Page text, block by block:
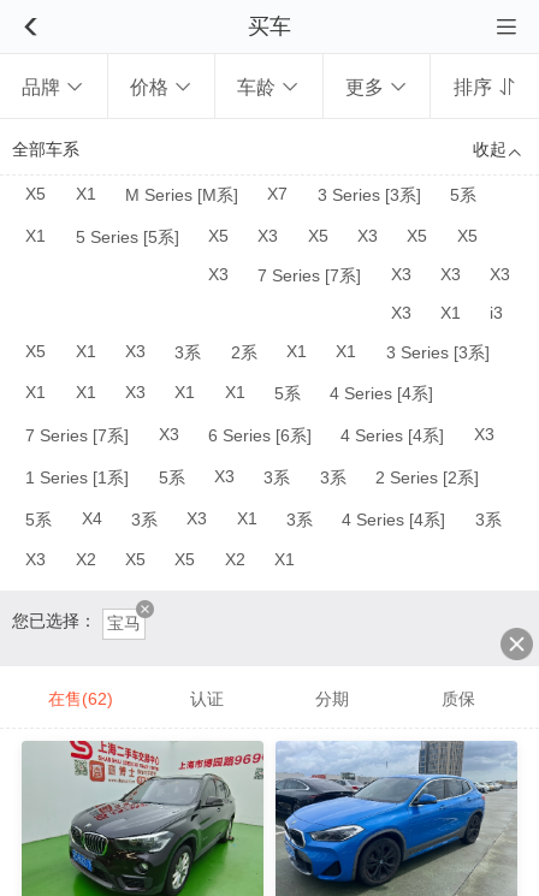
 买车 
品牌  价格  车龄  更多  排序 
全部车系 收起 
X5 X1 M Series [M系] X7 3 Series [3系] 5系
X1 5 Series [5系] X5 X3 X5 X3 X5 X5
X3 7 Series [7系] X3 X3 X3
X3 X1 i3
X5 X1 X3 3系 2系 X1 X1 3 Series [3系]
X1 X1 X3 X1 X1 5系 4 Series [4系]
7 Series [7系] X3 6 Series [6系] 4 Series [4系] X3
1 Series [1系] 5系 X3 3系 3系 2 Series [2系]
5系 X4 3系 X3 X1 3系 4 Series [4系] 3系
X3 X2 X5 X5 X2 X1
您已选择： 宝马
在售(62) 认证 分期 质保